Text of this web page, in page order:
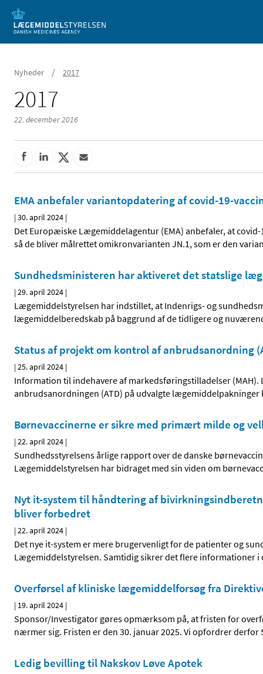
Mobil visning
Nyheder / 2017
2017
22. december 2016
EMA anbefaler variantopdatering af covid-19-
|30. april 2024 |
Det Europæiske Lægemiddelagentur (EMA) anbefaler, at
så de bliver målrettet omikronvarianten JN.1, som er den
Sundhedsministeren har aktiveret det statslige
|29. april 2024 |
Lægemiddelstyrelsen har indstillet, at Indenrigs- og
lægemiddelberedskab på baggrund af de tidligere og
Status af projekt om kontrol af anbrudsanordning
|25. april 2024 |
Information til indehavere af markedsføringstilladelser
anbrudsanordningen (ATD) på udvalgte
Børnevaccinerne er sikre med primært milde og
|22. april 2024 |
Sundhedsstyrelsens årlige rapport over de danske
Lægemiddelstyrelsen har bidraget med sin viden om
Nyt it-system til håndtering af
bliver forbedret
|22. april 2024 |
Det nye it-system er mere brugervenligt for de patienter og
Lægemiddelstyrelsen. Samtidig sikrer det flere informationer
Overførsel af kliniske lægemiddelforsøg fra
| 19. april 2024 |
Sponsor/Investigator gøres opmærksom på, at fristen for
nærmer sig. Fristen er den 30. januar 2025. Vi opfordrer
Ledig bevilling til Nakskov Løve Apotek